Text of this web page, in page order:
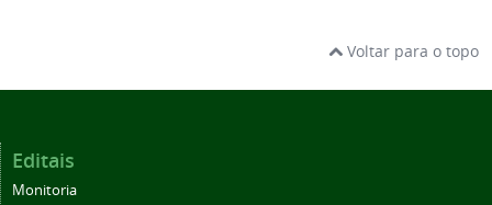
Voltar para o topo
Editais
Monitoria